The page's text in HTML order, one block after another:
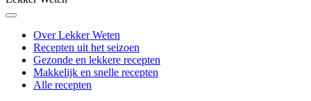
Over Lekker Weten
Recepten uit het seizoen
Gezonde en lekkere recepten
Makkelijk en snelle recepten
Alle recepten